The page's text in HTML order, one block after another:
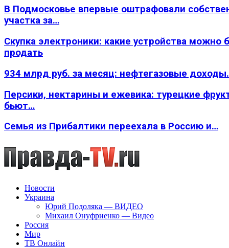
В Подмосковье впервые оштрафовали
участка за…
Скупка электроники: какие устройства можно
продать
934 млрд руб. за месяц: нефтегазовые
Персики, нектарины и ежевика: турецкие
бьют…
Семья из Прибалтики переехала в Россию и…
Новости
Украина
Юрий Подоляка — ВИДЕО
Михаил Онуфриенко — Видео
Россия
Мир
ТВ Онлайн